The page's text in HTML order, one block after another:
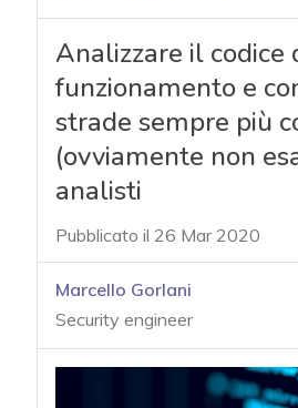
Analizzare il
funzionamento e
strade sempre più
(ovviamente non
analisti
Pubblicato il 26 Mar 2020
Marcello Gorlani
Security engineer